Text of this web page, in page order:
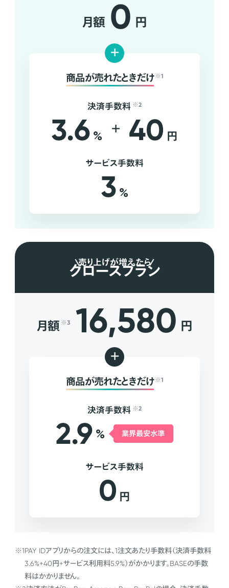
月額 0 円
+
商品が売れたときだけ ※1
決済手数料 ※2
3.6 % + 40 円
サービス手数料
3 %
売り上げが増えたら
グロースプラン
月額 ※3 16,580 円
+
商品が売れたときだけ ※1
決済手数料 ※2
2.9 % 業界最安水準
サービス手数料
0 円
※1PAY IDアプリからの注文には、1注文あたり手数料（決済手数料
3.6%+40円+サービス利用料5.9%）がかかります。BASEの手数
料はかかりません。